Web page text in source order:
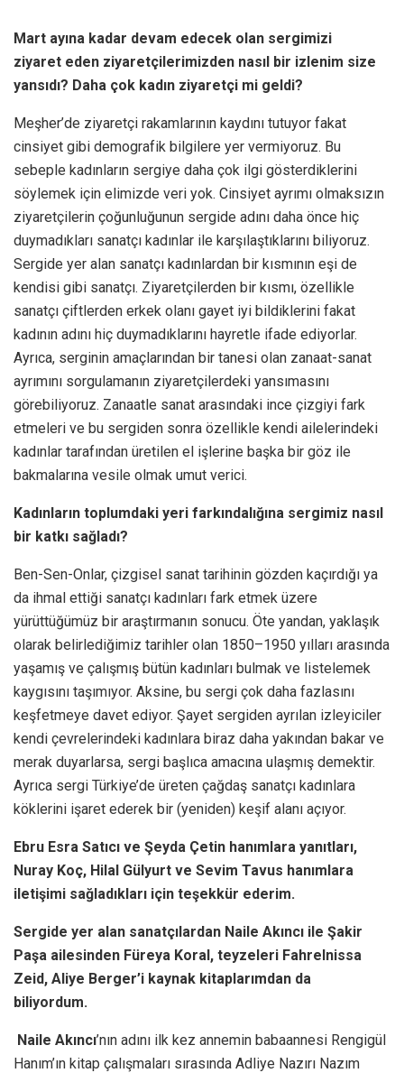
Mart ayına kadar devam edecek olan sergimizi
ziyaret eden ziyaretçilerimizden nasıl bir izlenim size
yansıdı? Daha çok kadın ziyaretçi mi geldi?
Meşher’de ziyaretçi rakamlarının kaydını tutuyor fakat
cinsiyet gibi demografik bilgilere yer vermiyoruz. Bu
sebeple kadınların sergiye daha çok ilgi gösterdiklerini
söylemek için elimizde veri yok. Cinsiyet ayrımı olmaksızın
ziyaretçilerin çoğunluğunun sergide adını daha önce hiç
duymadıkları sanatçı kadınlar ile karşılaştıklarını biliyoruz.
Sergide yer alan sanatçı kadınlardan bir kısmının eşi de
kendisi gibi sanatçı. Ziyaretçilerden bir kısmı, özellikle
sanatçı çiftlerden erkek olanı gayet iyi bildiklerini fakat
kadının adını hiç duymadıklarını hayretle ifade ediyorlar.
Ayrıca, serginin amaçlarından bir tanesi olan zanaat-sanat
ayrımını sorgulamanın ziyaretçilerdeki yansımasını
görebiliyoruz. Zanaatle sanat arasındaki ince çizgiyi fark
etmeleri ve bu sergiden sonra özellikle kendi ailelerindeki
kadınlar tarafından üretilen el işlerine başka bir göz ile
bakmalarına vesile olmak umut verici.
Kadınların toplumdaki yeri farkındalığına sergimiz nasıl
bir katkı sağladı?
Ben-Sen-Onlar, çizgisel sanat tarihinin gözden kaçırdığı ya
da ihmal ettiği sanatçı kadınları fark etmek üzere
yürüttüğümüz bir araştırmanın sonucu. Öte yandan, yaklaşık
olarak belirlediğimiz tarihler olan 1850–1950 yılları arasında
yaşamış ve çalışmış bütün kadınları bulmak ve listelemek
kaygısını taşımıyor. Aksine, bu sergi çok daha fazlasını
keşfetmeye davet ediyor. Şayet sergiden ayrılan izleyiciler
kendi çevrelerindeki kadınlara biraz daha yakından bakar ve
merak duyarlarsa, sergi başlıca amacına ulaşmış demektir.
Ayrıca sergi Türkiye’de üreten çağdaş sanatçı kadınlara
köklerini işaret ederek bir (yeniden) keşif alanı açıyor.
Ebru Esra Satıcı ve Şeyda Çetin hanımlara yanıtları,
Nuray Koç, Hilal Gülyurt ve Sevim Tavus hanımlara
iletişimi sağladıkları için teşekkür ederim.
Sergide yer alan sanatçılardan Naile Akıncı ile Şakir
Paşa ailesinden Füreya Koral, teyzeleri Fahrelnissa
Zeid, Aliye Berger’i kaynak kitaplarımdan da
biliyordum.
Naile Akıncı’nın adını ilk kez annemin babaannesi Rengigül
Hanım’ın kitap çalışmaları sırasında Adliye Nazırı Nazım